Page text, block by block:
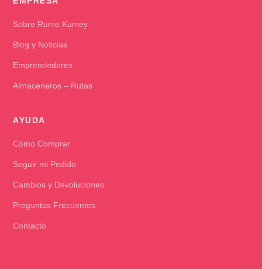
Sobre Rume Kumey
Blog y Noticias
Emprendedores
Almaceneros – Rutas
AYUDA
Cómo Comprar
Seguir mi Pedido
Cambios y Devoluciones
Preguntas Frecuentes
Contacto